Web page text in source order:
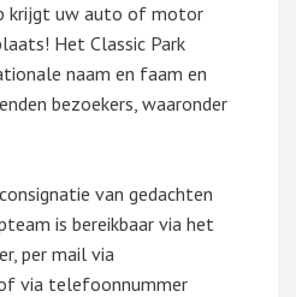
krijgt uw auto of motor
Het Classic Park
naam en faam en
bezoekers, waaronder
van gedachten
is bereikbaar via het
per mail via
via telefoonnummer